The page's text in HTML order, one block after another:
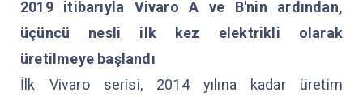
2019 itibarıyla Vivaro A ve B'nin ardından,
üçüncü nesli ilk kez elektrikli olarak
üretilmeye başlandı
İlk Vivaro serisi, 2014 yılına kadar üretim